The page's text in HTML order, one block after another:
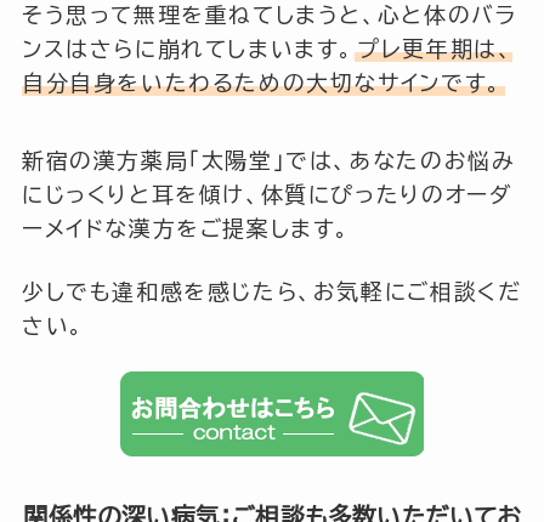
そう思って無理を重ねてしまうと、心と体のバラ
ンスはさらに崩れてしまいます。プレ更年期は、
自分自身をいたわるための大切なサインです。
新宿の漢方薬局「太陽堂」では、あなたのお悩み
にじっくりと耳を傾け、体質にぴったりのオーダ
ーメイドな漢方をご提案します。
少しでも違和感を感じたら、お気軽にご相談くだ
さい。
関係性の深い病気；ご相談も多数いただいてお